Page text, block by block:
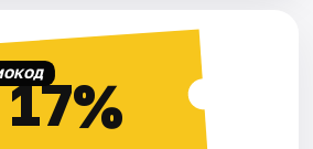
17%